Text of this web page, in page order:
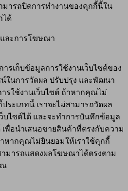
ารถปิดการทำงานของคุกกี้นี้ใน
ได้
และการโฆษณา
รเก็บข้อมูลการใช้งานเว็บไซต์ของ
ในการวัดผล ปรับปรุง และพัฒนา
รใช้งานเว็บไซต์ ถ้าหากคุณไม่
ระเภทนี้ เราจะไม่สามารถวัดผล
บไซต์ได้ และจะทำการบันทึกข้อมูล
เพื่อนำเสนอขายสินค้าที่ตรงกับความ
หากคุณไม่ยินยอมให้เราใช้คุกกี้
ามารถแสดงผลโฆษณาได้ตรงตาม
ณ